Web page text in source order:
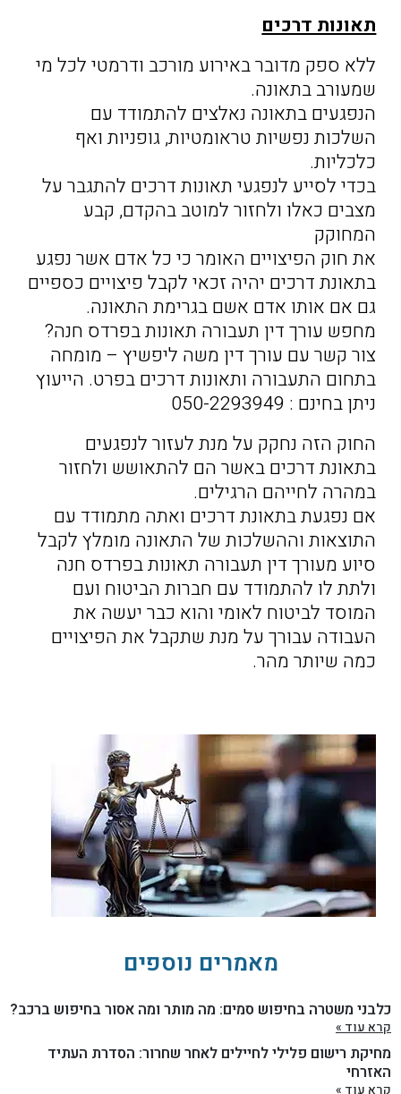
תאונות דרכים
ללא ספק מדובר באירוע מורכב ודרמטי לכל מי
שמעורב בתאונה.
הנפגעים בתאונה נאלצים להתמודד עם
השלכות נפשיות טראומטיות, גופניות ואף
כלכליות.
בכדי לסייע לנפגעי תאונות דרכים להתגבר על
מצבים כאלו ולחזור למוטב בהקדם, קבע
המחוקק
את חוק הפיצויים האומר כי כל אדם אשר נפגע
בתאונת דרכים יהיה זכאי לקבל פיצויים כספיים
גם אם אותו אדם אשם בגרימת התאונה.
מחפש עורך דין תעבורה תאונות בפרדס חנה?
צור קשר עם עורך דין משה ליפשיץ – מומחה
בתחום התעבורה ותאונות דרכים בפרט. הייעוץ
ניתן בחינם : 050-2293949
החוק הזה נחקק על מנת לעזור לנפגעים
בתאונת דרכים באשר הם להתאושש ולחזור
במהרה לחייהם הרגילים.
אם נפגעת בתאונת דרכים ואתה מתמודד עם
התוצאות וההשלכות של התאונה מומלץ לקבל
סיוע מעורך דין תעבורה תאונות בפרדס חנה
ולתת לו להתמודד עם חברות הביטוח ועם
המוסד לביטוח לאומי והוא כבר יעשה את
העבודה עבורך על מנת שתקבל את הפיצויים
כמה שיותר מהר.
מאמרים נוספים
כלבני משטרה בחיפוש סמים: מה מותר ומה אסור בחיפוש ברכב?
קרא עוד »
מחיקת רישום פלילי לחיילים לאחר שחרור: הסדרת העתיד
האזרחי
קרא עוד »